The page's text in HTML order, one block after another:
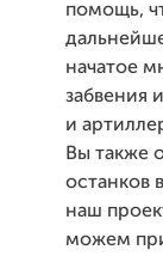
помощь,
начатое
забвения
и
Вы также
останков
наш
можем